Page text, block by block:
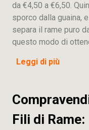
da €4,50 a €6,50.
sporco dalla guaina,
separa il rame puro
questo modo di
Leggi di più
Fili di Rame: